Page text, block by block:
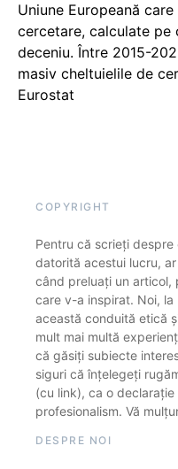
Uniune Europeană
cercetare, calculate pe
deceniu. Între 2015-
masiv cheltuielile de
Eurostat
COPYRIGHT
Pentru că scrieți
datorită acestui lucru,
când preluați un articol,
care v-a inspirat. Noi, la
această conduită etică
mult mai multă
că găsiți subiecte
siguri că înțelegeți
(cu link), ca o
profesionalism. Vă
DESPRE NOI